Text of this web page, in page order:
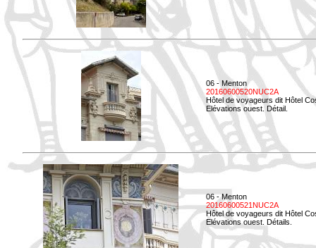
06 - Menton
20160600520NUC2A
Hôtel de voyageurs dit Hôtel
Elévations ouest. Détail.
06 - Menton
20160600521NUC2A
Hôtel de voyageurs dit Hôtel
Elévations ouest. Détails.